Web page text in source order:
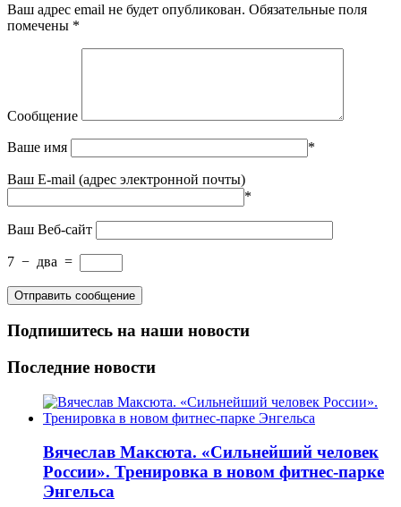
Ваш адрес email не будет опубликован. Обязательные поля
помечены *
Сообщение
Ваше имя *
Ваш E-mail (адрес электронной почты)
*
Ваш Веб-сайт
7 − два =
Подпишитесь на наши новости
Последние новости
Вячеслав Максюта. «Сильнейший человек
России». Тренировка в новом фитнес-парке
Энгельса